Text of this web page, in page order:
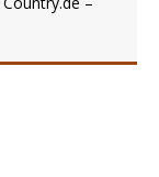
„Late Night